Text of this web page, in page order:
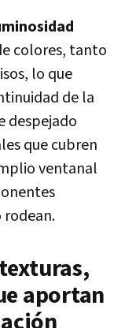
colores, tanto
lo que
de la
despejado
que cubren
ventanal
rodean.
aportan